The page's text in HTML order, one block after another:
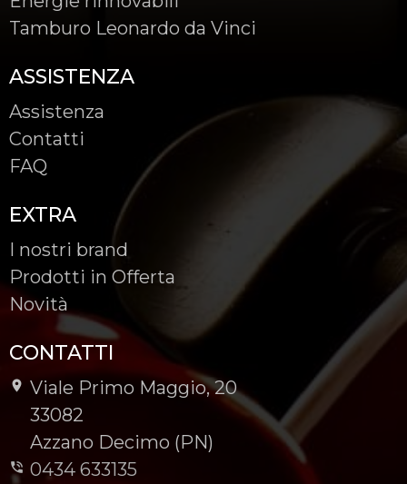
Tamburo Leonardo da Vinci
ASSISTENZA
Assistenza
Contatti
FAQ
EXTRA
I nostri brand
Prodotti in Offerta
Novità
CONTATTI
Viale Primo Maggio, 20
-
33082
-
Azzano Decimo (PN)
0434 633135